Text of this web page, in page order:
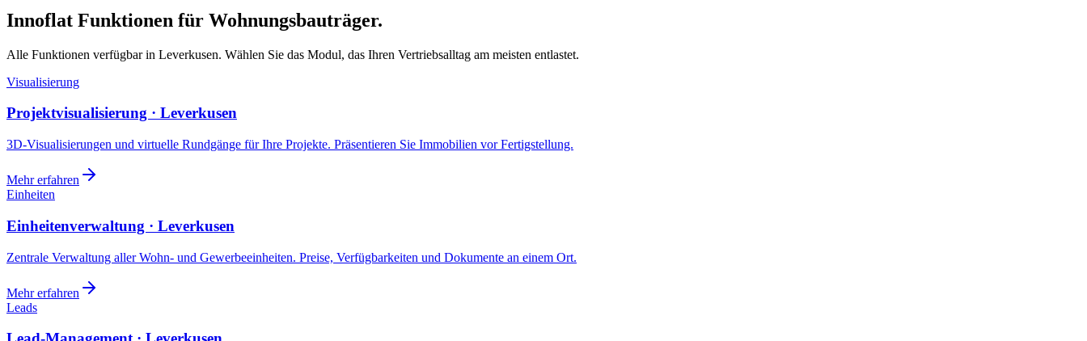
Innoflat Funktionen für Wohnungsbauträger.
Alle Funktionen verfügbar in Leverkusen. Wählen Sie das Modul, das Ihren Vertriebsalltag am meisten entlastet.
Visualisierung
Projektvisualisierung · Leverkusen
3D-Visualisierungen und virtuelle Rundgänge für Ihre Projekte. Präsentieren Sie Immobilien vor Fertigstellung.
Mehr erfahren
Einheiten
Einheitenverwaltung · Leverkusen
Zentrale Verwaltung aller Wohn- und Gewerbeeinheiten. Preise, Verfügbarkeiten und Dokumente an einem Ort.
Mehr erfahren
Leads